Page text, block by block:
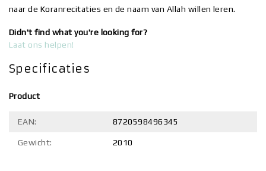
naar de Koranrecitaties en de naam van Allah willen leren.
Didn't find what you're looking for?
Laat ons helpen!
Specificaties
Product
EAN: 8720598496345
Gewicht: 2010